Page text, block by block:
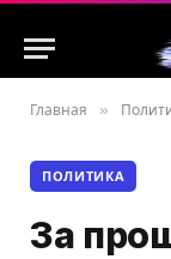
Главная »
ПОЛИТИКА
За